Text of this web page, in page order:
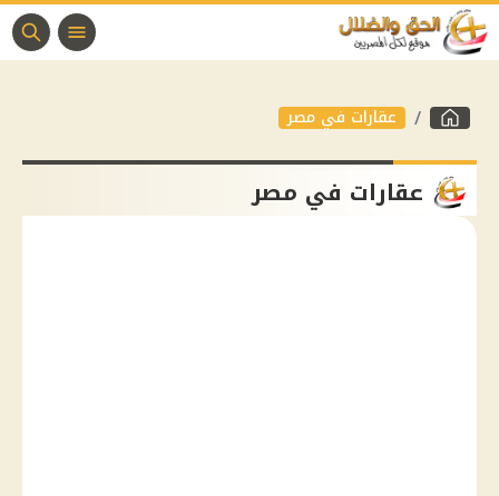
عقارات في مصر
عقارات في مصر